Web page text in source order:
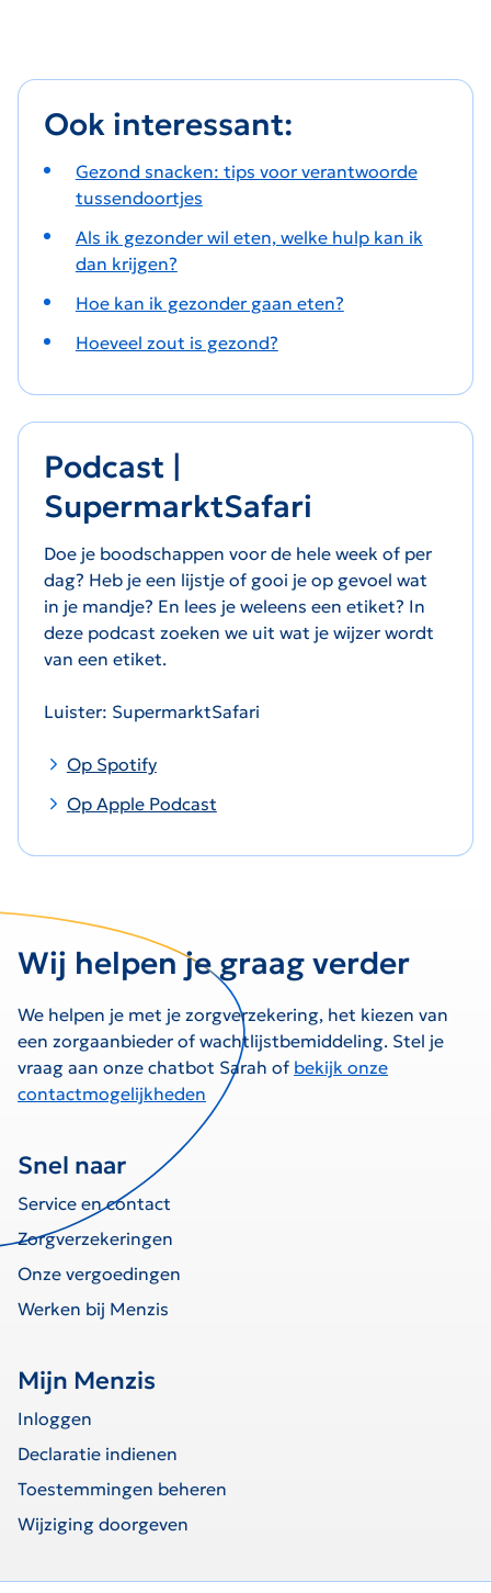
Ook interessant:
Gezond snacken: tips voor verantwoorde
tussendoortjes
Als ik gezonder wil eten, welke hulp kan ik
dan krijgen?
Hoe kan ik gezonder gaan eten?
Hoeveel zout is gezond?
Podcast |
SupermarktSafari
Doe je boodschappen voor de hele week of per
dag? Heb je een lijstje of gooi je op gevoel wat
in je mandje? En lees je weleens een etiket? In
deze podcast zoeken we uit wat je wijzer wordt
van een etiket.
Luister: SupermarktSafari
Op Spotify
Op Apple Podcast
Wij helpen je graag verder
We helpen je met je zorgverzekering, het kiezen van
een zorgaanbieder of wachtlijstbemiddeling. Stel je
vraag aan onze chatbot Sarah of bekijk onze
contactmogelijkheden
Snel naar
Service en contact
Zorgverzekeringen
Onze vergoedingen
Werken bij Menzis
Mijn Menzis
Inloggen
Declaratie indienen
Toestemmingen beheren
Wijziging doorgeven